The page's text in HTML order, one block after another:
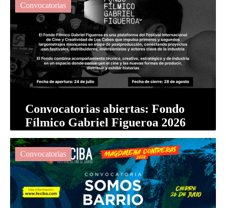
Convocatorias
Convocatorias abiertas: Fondo
Fílmico Gabriel Figueroa 2026
Convocatorias